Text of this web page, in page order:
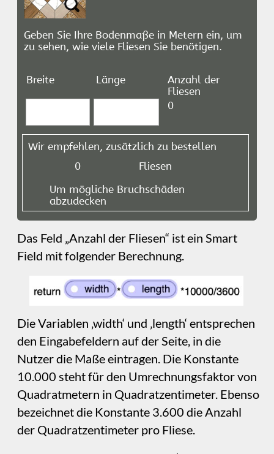
Kameramodell: N/A
Objektivmodell: N/A
Weitere Informationsfelder umfassen den
Titel der aktuellen Seite sowie Datums- und
Uhrzeit, zu denen Sie diese Seite betrachten.
Dieses Feld aktualisiert sich fortlaufend,
Wenn Sie eine Website mit geschützten Seiten
haben, auf denen sich Nutzer anmelden
müssen, können Sie Smart Fields verwenden,
angemeldete Nutzer zu personalisieren. Zum
Beispiel könnten Sie eine
Willkommensnachricht verwenden, die lautet:
Willkommen zurück, John. Laut unseren
Unterlagen lautet Ihre E‑Mail‑Adresse
Adresse geändert haben, informieren Sie
Administrator.
In der obigen Nachricht wäre der Name „John“
ein Name‑Smart‑Field und die E‑Mail‑Adresse
ein E‑Mail‑Smart‑Field.
Zähloptionen
Das Countdown‑Smart‑Field ermöglicht es